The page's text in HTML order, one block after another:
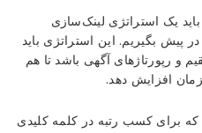
یک استراتژی لینک‌سازی
پیش بگیریم. این استراتژی باید
و رپورتاژهای آگهی باشد تا هم
افزایش دهد.
که برای کسب رتبه در کلمه کلیدی